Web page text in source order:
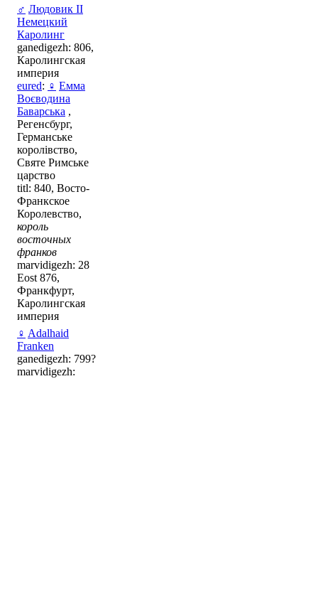
♂ Людовик II
Немецкий
Каролинг
ganedigezh: 806,
Каролингская
империя
eured: ♀ Емма
Воєводина
Баварська ,
Регенсбург,
Германське
королівство,
Святе Римське
царство
titl: 840, Восто-
Франкское
Королевство,
король
восточных
франков
marvidigezh: 28
Eost 876,
Франкфурт,
Каролингская
империя
♀ Adalhaid
Franken
ganedigezh: 799?
marvidigezh: